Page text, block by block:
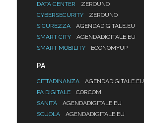
DATA CENTER
ZEROUNO
CYBERSECURITY
ZEROUNO
SICUREZZA
AGENDADIGITALE.EU
SMART CITY
AGENDADIGITALE.EU
SMART MOBILITY
ECONOMYUP
PA
CITTADINANZA
AGENDADIGITALE.EU
PA DIGITALE
CORCOM
SANITÀ
AGENDADIGITALE.EU
SCUOLA
AGENDADIGITALE.EU